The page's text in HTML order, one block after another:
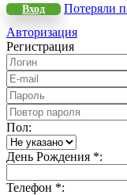
Вход
Потеряли
Авторизация
Регистрация
Пол:
День Рождения *:
Телефон *: